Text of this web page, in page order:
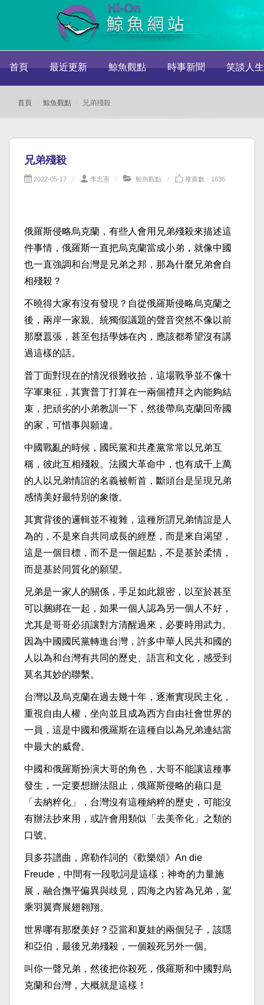
首頁 最近更新 鯨魚觀點 時事新聞 笑談人生
首頁 鯨魚觀點 兄弟殘殺
兄弟殘殺
2022-05-17 李忠憲 鯨魚觀點 推薦數：1636
俄羅斯侵略烏克蘭，有些人會用兄弟殘殺來描述這
件事情，俄羅斯一直把烏克蘭當成小弟，就像中國
也一直強調和台灣是兄弟之邦，那為什麼兄弟會自
相殘殺？
不曉得大家有沒有發現？自從俄羅斯侵略烏克蘭之
後，兩岸一家親、統獨假議題的聲音突然不像以前
那麼囂張，甚至包括學姊在內，應該都希望沒有講
過這樣的話。
普丁面對現在的情況很難收拾，這場戰爭並不像十
字軍東征，其實普丁打算在一兩個禮拜之內能夠結
束，把頑劣的小弟教訓一下，然後帶烏克蘭回帝國
的家，可惜事與願違。
中國戰亂的時候，國民黨和共產黨常常以兄弟互
稱，彼此互相殘殺。法國大革命中，也有成千上萬
的人以兄弟情誼的名義被斬首，斷頭台是呈現兄弟
感情美好最特別的象徵。
其實背後的邏輯並不複雜，這種所謂兄弟情誼是人
為的，不是來自共同成長的經歷，而是來自渴望，
這是一個目標，而不是一個起點，不是基於柔情，
而是基於同質化的願望。
兄弟是一家人的關係，手足如此親密，以至於甚至
可以捆綁在一起，如果一個人認為另一個人不好，
尤其是哥哥必須讓對方清醒過來，必要時用武力。
因為中國國民黨轉進台灣，許多中華人民共和國的
人以為和台灣有共同的歷史、語言和文化，感受到
莫名其妙的聯繫。
台灣以及烏克蘭在過去幾十年，逐漸實現民主化，
重視自由人權，坐向並且成為西方自由社會世界的
一員，這是中國和俄羅斯在這種自以為兄弟連結當
中最大的威脅。
中國和俄羅斯扮演大哥的角色，大哥不能讓這種事
發生，一定要想辦法阻止，俄羅斯侵略的藉口是
「去納粹化」，台灣沒有這種納粹的歷史，可能沒
有辦法抄來用，或許會用類似「去美帝化」之類的
口號。
貝多芬譜曲，席勒作詞的《歡樂頌》An die
Freude，中間有一段歌詞是這樣：神奇的力量施
展，融合撫平偏異與歧見，四海之內皆為兄弟，駕
乘羽翼齊展翅翱翔。
世界哪有那麼美好？亞當和夏娃的兩個兒子，該隱
和亞伯，最後兄弟殘殺，一個殺死另外一個。
叫你一聲兄弟，然後把你殺死，俄羅斯和中國對烏
克蘭和台灣，大概就是這樣！